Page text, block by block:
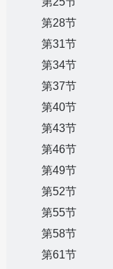
第28节
第31节
第34节
第37节
第40节
第43节
第46节
第49节
第52节
第55节
第58节
第61节